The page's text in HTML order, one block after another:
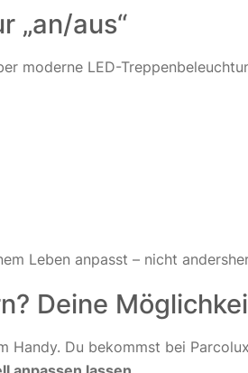
„an/aus“
moderne LED-
Leben anpasst – nicht
Deine
Du bekommst bei